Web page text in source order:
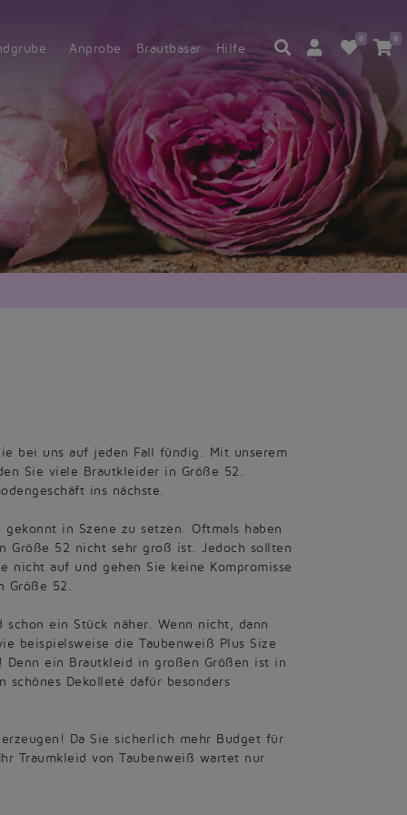
Anprobe Brautbasar Hilfe
0 0
bei uns auf jeden Fall fündig. Mit unserem
Sie viele Brautkleider in Größe 52.
ins nächste.
in Szene zu setzen. Oftmals haben
Größe 52 nicht sehr groß ist. Jedoch sollten
nicht auf und gehen Sie keine Kompromisse
Größe 52.
ein Stück näher. Wenn nicht, dann
beispielsweise die Taubenweiß Plus Size
ein Brautkleid in großen Größen ist in
schönes Dekolleté dafür besonders
Da Sie sicherlich mehr Budget für
Traumkleid von Taubenweiß wartet nur